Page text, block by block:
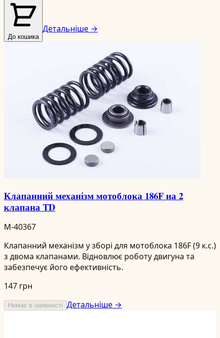
До кошика
Детальніше →
Клапанний механізм мотоблока 186F на 2
клапана TD
M-40367
Клапанний механізм у зборі для мотоблока 186F (9 к.с.)
з двома клапанами. Відновлює роботу двигуна та
забезпечує його ефективність.
147 грн
Немає в наявності Детальніше →